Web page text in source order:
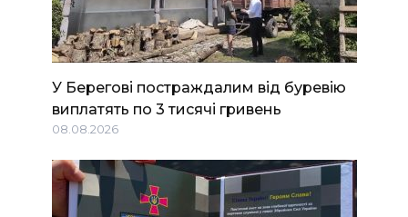
У Берегові постраждалим від буревію
виплатять по 3 тисячі гривень
08.08.2026